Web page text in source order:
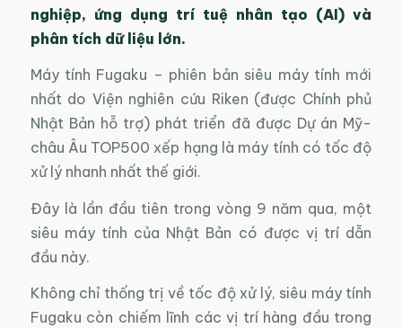
nghiệp, ứng dụng trí tuệ nhân tạo (AI) và
phân tích dữ liệu lớn.
Máy tính Fugaku – phiên bản siêu máy tính mới
nhất do Viện nghiên cứu Riken (được Chính phủ
Nhật Bản hỗ trợ) phát triển đã được Dự án Mỹ-
châu Âu TOP500 xếp hạng là máy tính có tốc độ
xử lý nhanh nhất thế giới.
Đây là lần đầu tiên trong vòng 9 năm qua, một
siêu máy tính của Nhật Bản có được vị trí dẫn
đầu này.
Không chỉ thống trị về tốc độ xử lý, siêu máy tính
Fugaku còn chiếm lĩnh các vị trí hàng đầu trong